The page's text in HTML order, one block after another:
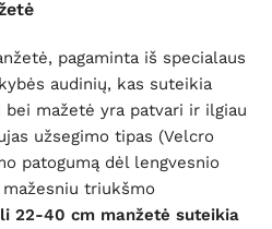
pagaminta iš specialaus
audinių, kas suteikia
mažetė yra patvari ir ilgiau
užsegimo tipas (Velcro
patogumą dėl lengvesnio
triukšmo
22-40 cm manžetė suteikia